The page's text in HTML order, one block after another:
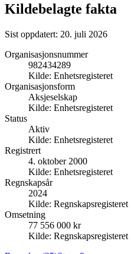
Kildebelagte fakta
Sist oppdatert: 20. juli 2026
Organisasjonsnummer
982434289
Kilde: Enhetsregisteret
Organisasjonsform
Aksjeselskap
Kilde: Enhetsregisteret
Status
Aktiv
Kilde: Enhetsregisteret
Registrert
4. oktober 2000
Kilde: Enhetsregisteret
Regnskapsår
2024
Kilde: Regnskapsregisteret
Omsetning
77 556 000 kr
Kilde: Regnskapsregisteret